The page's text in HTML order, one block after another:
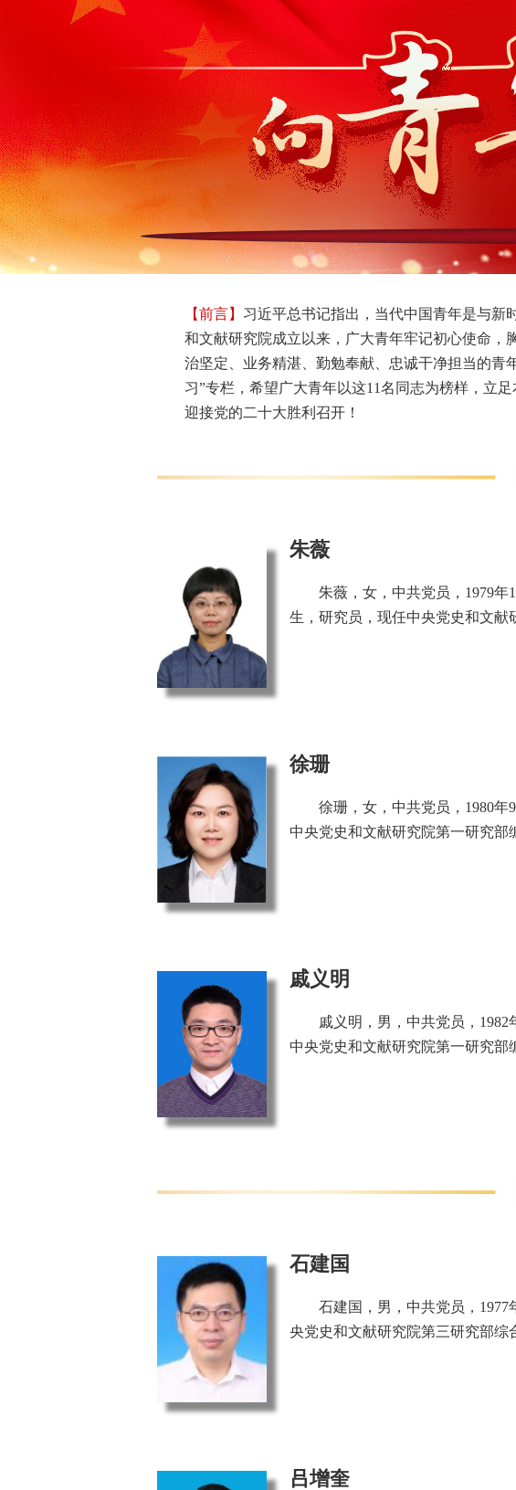
【前言】 习近平总书记指出，当代中国青年是与新
和文献研究院成立以来，广大青年牢记初心使命，
治坚定、业务精湛、勤勉奉献、忠诚干净担当的青
习”专栏，希望广大青年以这11名同志为榜样，立
迎接党的二十大胜利召开！
朱薇
朱薇，女，中共党员，1979
生，研究员，现任中央党史和文
徐珊
徐珊，女，中共党员，1980
中央党史和文献研究院第一研究
戚义明
戚义明，男，中共党员，
中央党史和文献研究院第一研究
石建国
石建国，男，中共党员，
央党史和文献研究院第三研究部
吕增奎